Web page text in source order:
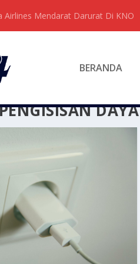
Airlines Mendarat Darurat Di KNO
BERANDA
DAYA